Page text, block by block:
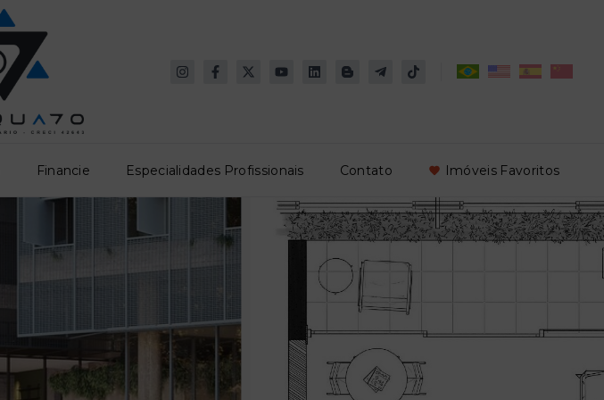
Financie Especialidades Profissionais Contato Imóveis Favoritos